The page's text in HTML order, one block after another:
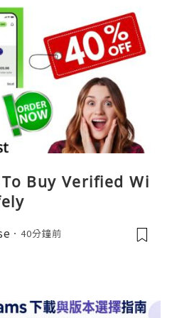
Buy Verified Wi
40分鐘前